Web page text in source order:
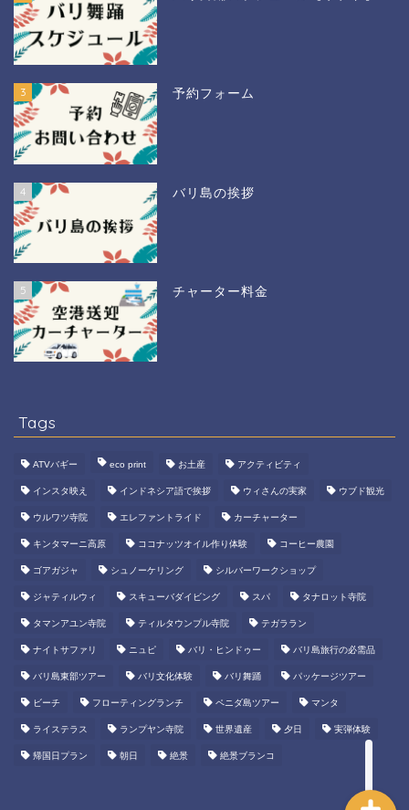
3 予約フォーム
4 バリ島の挨拶
5 チャーター料金
Tags
ATVバギー eco print お土産 アクティビティ
インスタ映え インドネシア語で挨拶 ウィさんの実家 ウブド観光
ウルワツ寺院 エレファントライド カーチャーター
キンタマーニ高原 ココナッツオイル作り体験 コーヒー農園
ゴアガジャ シュノーケリング シルバーワークショップ
ジャティルウィ スキューバダイビング スパ タナロット寺院
タマンアユン寺院 ティルタウンプル寺院 テガララン
ナイトサファリ ニュピ バリ・ヒンドゥー バリ島旅行の必需品
バリ島東部ツアー バリ文化体験 バリ舞踊 パッケージツアー
ビーチ フローティングランチ ペニダ島ツアー マンタ
ライステラス ランプヤン寺院 世界遺産 夕日 実弾体験
帰国日プラン 朝日 絶景 絶景ブランコ
3日間パッケージツアー！
マリンスポーツ
ATVバギー
エレファント餌やり・水浴
び体験
バリ島のこだわりのお土産
よ！